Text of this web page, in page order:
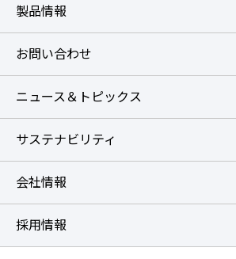
製品情報
お問い合わせ
ニュース＆トピックス
サステナビリティ
会社情報
採用情報